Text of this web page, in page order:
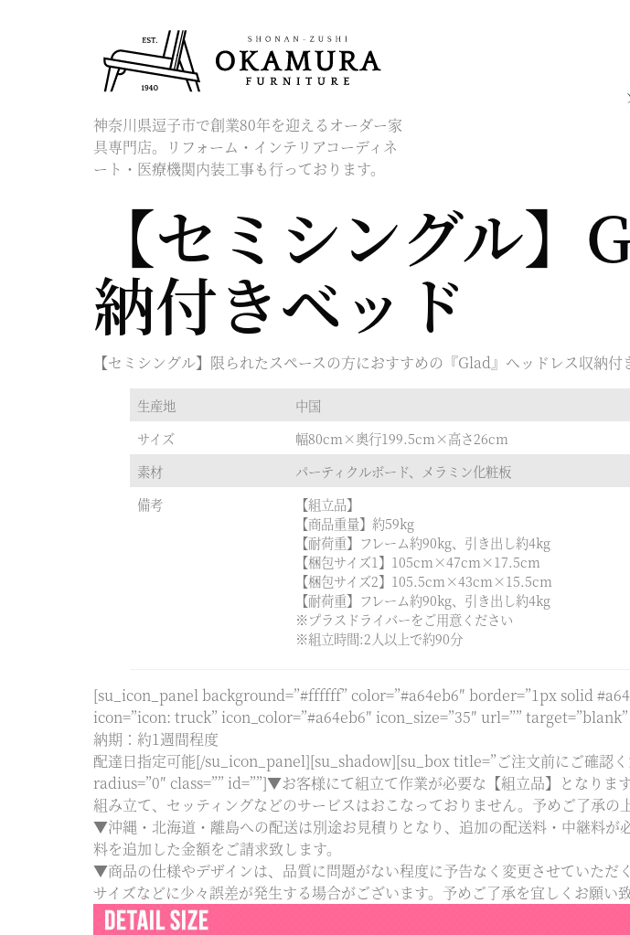
神奈川県逗子市で創業80年を迎えるオーダー家
具専門店。リフォーム・インテリアコーディネ
ート・医療機関内装工事も行っております。
【セミシングル
納付きベッド
【セミシングル】限られたスペースの方におすすめの『Glad』ヘッドレス収納付
生産地
中国
サイズ
幅80cm×奥行199.5cm×高さ26cm
素材
パーティクルボード、メラミン化粧板
備考
【組立品】
【商品重量】約59kg
【耐荷重】フレーム約90kg、引き出し約4kg
【梱包サイズ1】105cm×47cm×17.5cm
【梱包サイズ2】105.5cm×43cm×15.5cm
【耐荷重】フレーム約90kg、引き出し約4kg
※プラスドライバーをご用意ください
※組立時間:2人以上で約90分
[su_icon_panel background=”#ffffff” color=”#a64eb6″ border=”1px solid
icon=”icon: truck” icon_color=”#a64eb6″ icon_size=”35″ url=”” target=”blank”
納期：約1週間程度
配達日指定可能[/su_icon_panel][su_shadow][su_box title=”ご注文前にご確認
radius=”0″ class=”” id=””]▼お客様にて組立て作業が必要な【組立品】となり
組み立て、セッティングなどのサービスはおこなっておりません。予めご了承の
▼沖縄・北海道・離島への配送は別途お見積りとなり、追加の配送料・中継料
料を追加した金額をご請求致します。
▼商品の仕様やデザインは、品質に問題がない程度に予告なく変更させていただ
サイズなどに少々誤差が発生する場合がございます。予めご了承を宜しくお願